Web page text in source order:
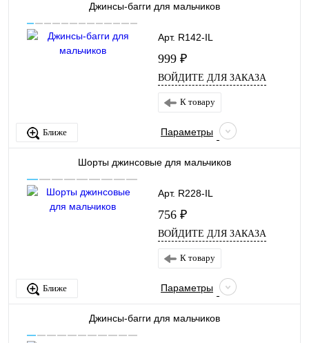
Джинсы-багги для мальчиков
Арт. R142-IL
999 ₽
ВОЙДИТЕ ДЛЯ ЗАКАЗА
Ближе
К товару
Параметры
Шорты джинсовые для мальчиков
Арт. R228-IL
756 ₽
ВОЙДИТЕ ДЛЯ ЗАКАЗА
Ближе
К товару
Параметры
Джинсы-багги для мальчиков